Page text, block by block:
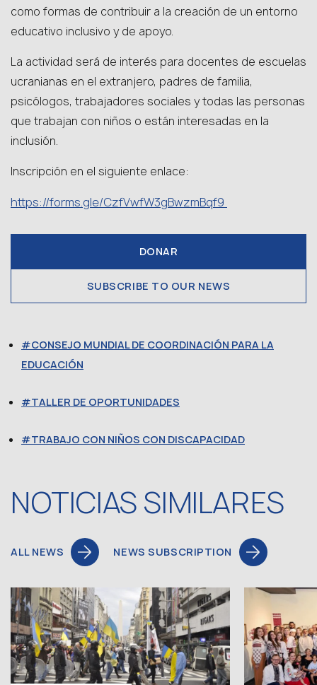
como formas de contribuir a la creación de un entorno
educativo inclusivo y de apoyo.
La actividad será de interés para docentes de escuelas
ucranianas en el extranjero, padres de familia,
psicólogos, trabajadores sociales y todas las personas
que trabajan con niños o están interesadas en la
inclusión.
Inscripción en el siguiente enlace:
https://forms.gle/CzfVwfW3gBwzmBqf9
DONAR
SUBSCRIBE TO OUR NEWS
CONSEJO MUNDIAL DE COORDINACIÓN PARA LA
EDUCACIÓN
TALLER DE OPORTUNIDADES
TRABAJO CON NIÑOS CON DISCAPACIDAD
NOTICIAS SIMILARES
ALL NEWS NEWS SUBSCRIPTION